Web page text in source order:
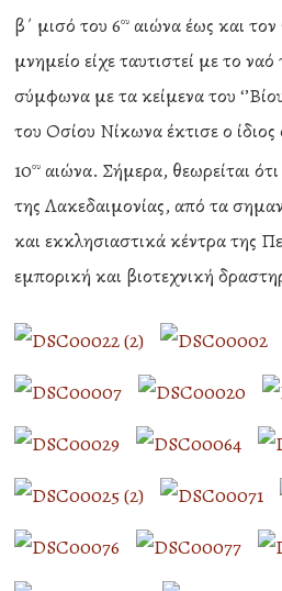
β΄ μισό του 6ου αιώνα έως και τον
μνημείο είχε ταυτιστεί με το
σύμφωνα με τα κείμενα του
του Οσίου Νίκωνα έκτισε ο
10ου αιώνα. Σήμερα, θεωρείται
της Λακεδαιμονίας, από τα
και εκκλησιαστικά κέντρα της
εμπορική και βιοτεχνική